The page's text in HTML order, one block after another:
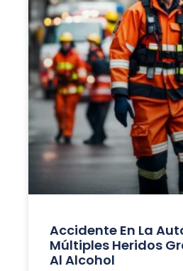
Accidente En La
Múltiples Heridos
Al Alcohol